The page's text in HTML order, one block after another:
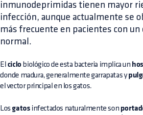
inmunodeprimidas tienen mayor
infección, aunque actualmente se
más frecuente en pacientes con
normal.
El ciclo biológico de esta bacteria implica un
donde madura, generalmente garrapatas y
el vector principal en los gatos.
Los gatosinfectados naturalmente son